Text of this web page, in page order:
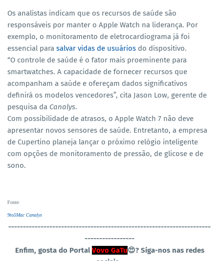
Os analistas indicam que os recursos de saúde são
responsáveis por manter o Apple Watch na liderança. Por
exemplo, o monitoramento de eletrocardiograma já foi
essencial para salvar vidas de usuários do dispositivo.
“O controle de saúde é o fator mais proeminente para
smartwatches. A capacidade de fornecer recursos que
acompanham a saúde e ofereçam dados significativos
definirá os modelos vencedores”, cita Jason Low, gerente de
pesquisa da Canalys.
Com possibilidade de atrasos, o Apple Watch 7 não deve
apresentar novos sensores de saúde. Entretanto, a empresa
de Cupertino planeja lançar o próximo relógio inteligente
com opções de monitoramento de pressão, de glicose e de
sono.
Fonte:
9to5MacCanalys
---------------------------------------------------------------------
-----------------
Enfim, gosta do PortalVovo GaTu😍? Siga-nos nas redes